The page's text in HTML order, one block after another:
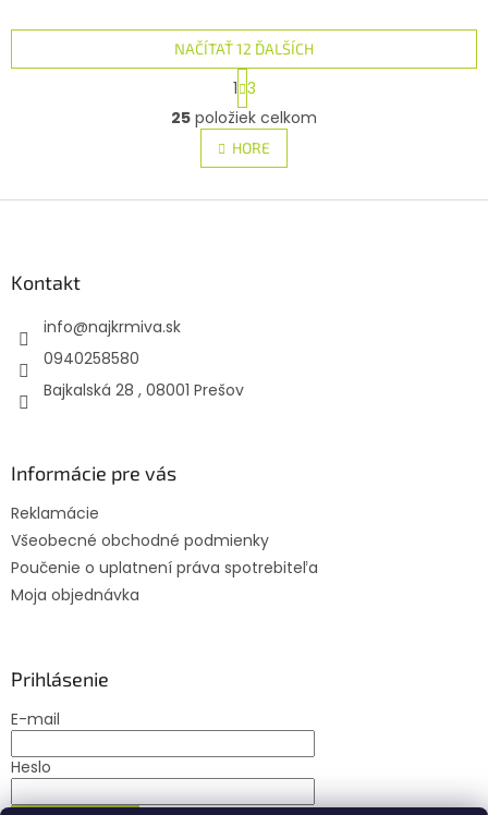
plemien.
O
v
l
á
v
NAČÍTAŤ 12 ĎALŠÍCH
S
t
r
á
n
k
v
1 3
25 položiek celkom
HORE
Kontakt
info@najkrmiva.sk
0940258580
Bajkalská 28 , 08001 Prešov
Informácie pre vás
Reklamácie
Všeobecné obchodné podmienky
Poučenie o uplatnení práva spotrebiteľa
Moja objednávka
Prihlásenie
E-mail
Heslo